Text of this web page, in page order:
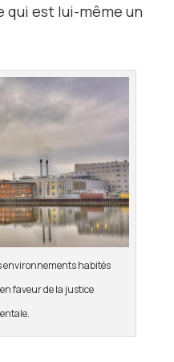
est lui-même un
environnements habités
faveur de la justice